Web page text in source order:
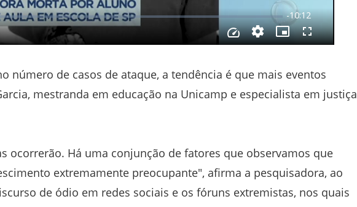
número de casos de ataque, a tendência é que mais eventos
mestranda em educação na Unicamp e especialista em justiça
ocorrerão. Há uma conjunção de fatores que observamos que
extremamente preocupante", afirma a pesquisadora, ao
de ódio em redes sociais e os fóruns extremistas, nos quais